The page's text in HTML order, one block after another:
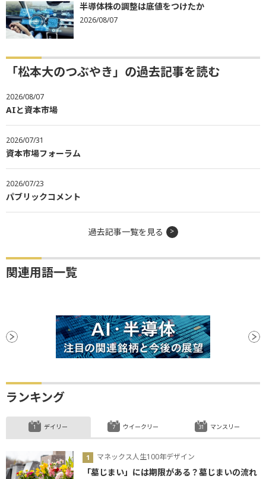
半導体株の調整は底値をつけたか
2026/08/07
「松本大のつぶやき」の過去記事を読む
2026/08/07
AIと資本市場
2026/07/31
資本市場フォーラム
2026/07/23
パブリックコメント
過去記事一覧を見る
関連用語一覧
ランキング
デイリー
マネックス人生100年デザイン
「墓じまい」には期限がある？墓じまいの流れ
ウイークリー マンスリー